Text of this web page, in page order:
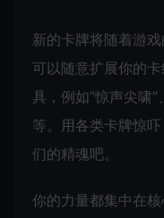
新的卡牌将随着游
可以随意扩展你的
具，例如“惊声尖啸”
等。用各类卡牌惊
们的精魂吧。
你的力量都集中在